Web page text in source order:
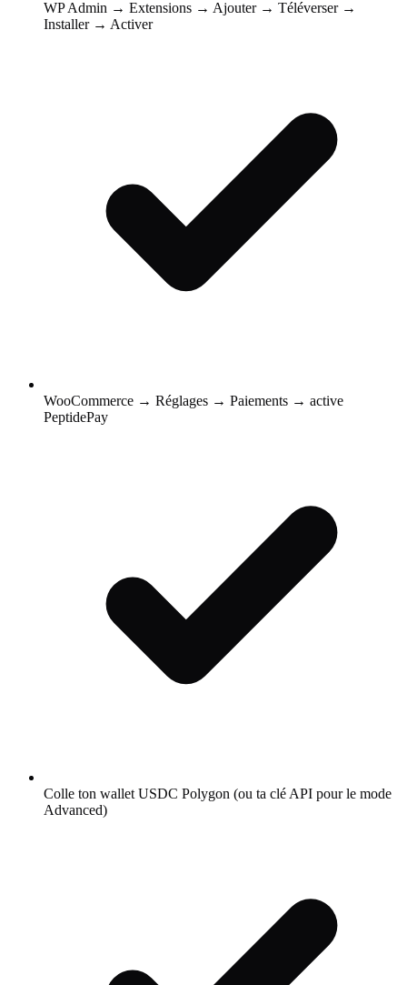
WP Admin → Extensions → Ajouter → Téléverser →
Installer → Activer
WooCommerce → Réglages → Paiements → active
PeptidePay
Colle ton wallet USDC Polygon (ou ta clé API pour le mode
Advanced)